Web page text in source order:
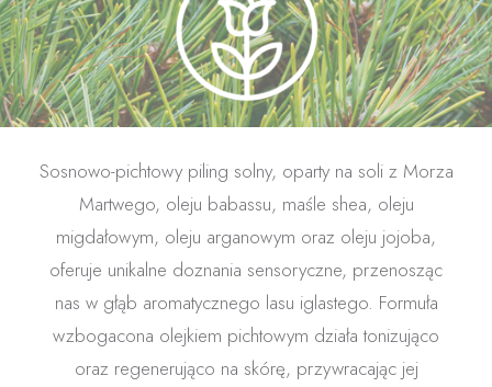
Sosnowo-pichtowy piling solny, oparty na soli z Morza
Martwego, oleju babassu, maśle shea, oleju
migdałowym, oleju arganowym oraz oleju jojoba,
oferuje unikalne doznania sensoryczne, przenosząc
nas w głąb aromatycznego lasu iglastego. Formuła
wzbogacona olejkiem pichtowym działa tonizująco
oraz regenerująco na skórę, przywracając jej